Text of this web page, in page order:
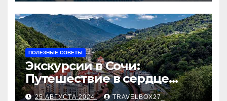
ПОЛЕЗНЫЕ СОВЕТЫ
Экскурсии в Сочи:
Путешествие в сердце
Черноморского курорта
25 АВГУСТА 2024 TRAVELBOX27_